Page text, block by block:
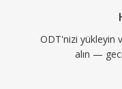
ODT'nizi yükleyin
alın —